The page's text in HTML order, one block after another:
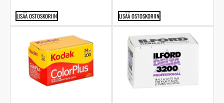
LISÄÄ OSTOSKORIIN LISÄÄ OSTOSKORIIN